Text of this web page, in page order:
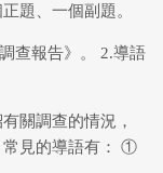
題、一個副題。
查報告》。 2.導語
關調查的情況，
常見的導語有： ①